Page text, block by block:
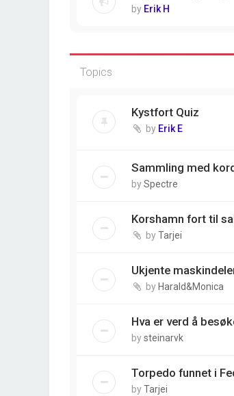
by Erik H
Topics
Kystfort Quiz
by Erik E
Sammling med
bySpectre
Korshamn fort til
byTarjei
Ukjente
by Harald&Monica
Hva er verd å
bysteinarvk
Torpedo funnet i
byTarjei